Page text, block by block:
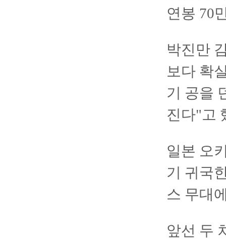
연봉 70
박진만
보다 확
기 공을
진다"고
일본 오
기 귀국
스 무대
앞선 두